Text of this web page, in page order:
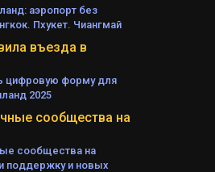
аэропорт без
Пхукет. Чиангмай
въезда в
цифровую форму для
2025
сообщества на
сообщества на
поддержку и новых